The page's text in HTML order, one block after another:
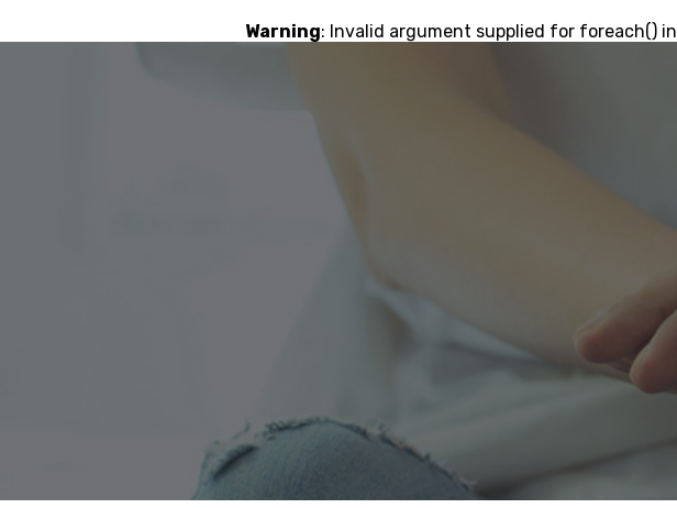
Warning: Invalid argument supplied for foreach() in